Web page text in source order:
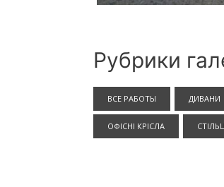
Рубрики
ВСЕ РАБОТЫ ДИВАНИ
ОФІСНІ КРІСЛА